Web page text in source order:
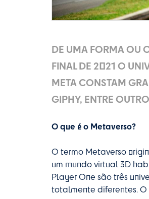
DE UMA FORMA OU
FINAL DE 2021 O
META CONSTAM
GIPHY, ENTRE
O que é o Metaverso?
O termo Metaverso
um mundo virtual 3D
Player One são três
totalmente diferentes.